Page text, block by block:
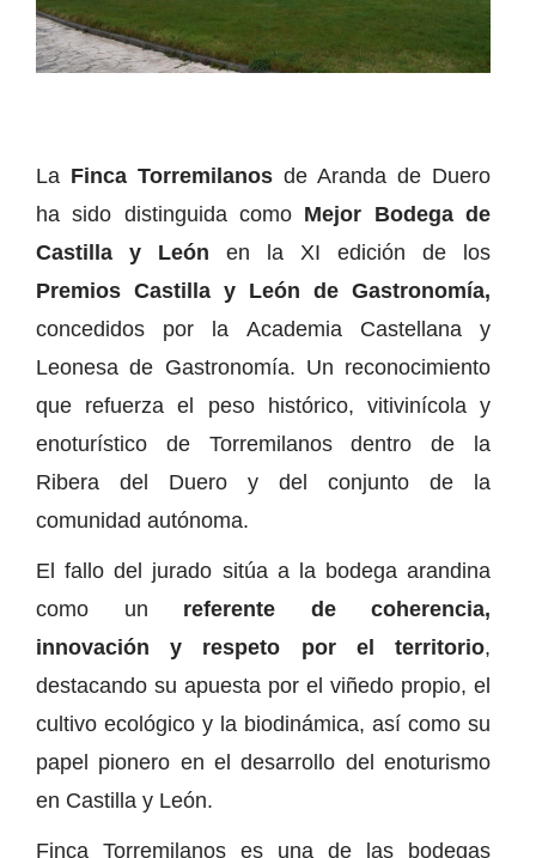
La Finca Torremilanos de Aranda de Duero
ha sido distinguida como Mejor Bodega de
Castilla y León en la XI edición de los
Premios Castilla y León de Gastronomía,
concedidos por la Academia Castellana y
Leonesa de Gastronomía. Un reconocimiento
que refuerza el peso histórico, vitivinícola y
enoturístico de Torremilanos dentro de la
Ribera del Duero y del conjunto de la
comunidad autónoma.
El fallo del jurado sitúa a la bodega arandina
como un referente de coherencia,
innovación y respeto por el territorio,
destacando su apuesta por el viñedo propio, el
cultivo ecológico y la biodinámica, así como su
papel pionero en el desarrollo del enoturismo
en Castilla y León.
Finca Torremilanos es una de las bodegas